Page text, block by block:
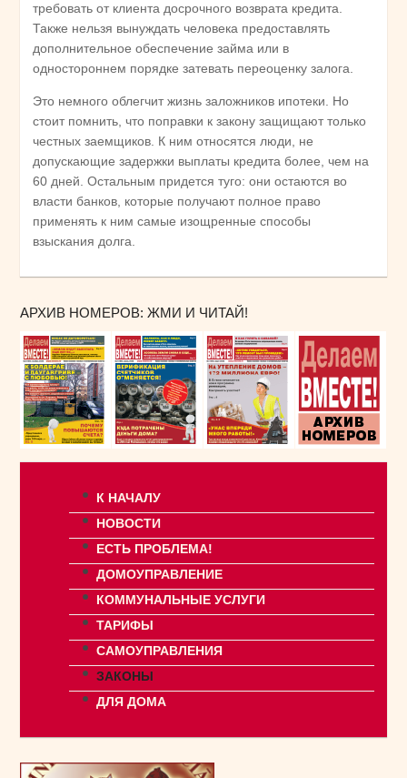
требовать от клиента досрочного возврата кредита.
Также нельзя вынуждать человека предоставлять
дополнительное обеспечение займа или в
одностороннем порядке затевать переоценку залога.
Это немного облегчит жизнь заложников ипотеки. Но
стоит помнить, что поправки к закону защищают только
честных заемщиков. К ним относятся люди, не
допускающие задержки выплаты кредита более, чем на
60 дней. Остальным придется туго: они остаются во
власти банков, которые получают полное право
применять к ним самые изощренные способы
взыскания долга.
АРХИВ НОМЕРОВ: ЖМИ И ЧИТАЙ!
К НАЧАЛУ
НОВОСТИ
ЕСТЬ ПРОБЛЕМА!
ДОМОУПРАВЛЕНИЕ
КОММУНАЛЬНЫЕ УСЛУГИ
ТАРИФЫ
САМОУПРАВЛЕНИЯ
ЗАКОНЫ
ДЛЯ ДОМА